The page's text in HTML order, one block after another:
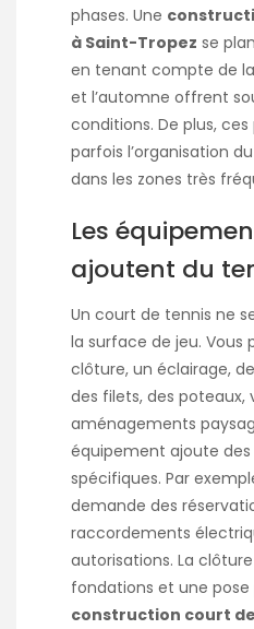
phases. Une
à Saint-Tropez se
en tenant compte de
et l’automne offrent
conditions. De plus,
parfois l’organisation
dans les zones très
Les
ajoutent du
Un court de tennis ne
la surface de jeu. Vous
clôture, un éclairage,
des filets, des poteaux,
aménagements
équipement ajoute
spécifiques. Par
demande des
raccordements
autorisations. La
fondations et une pose
construction court